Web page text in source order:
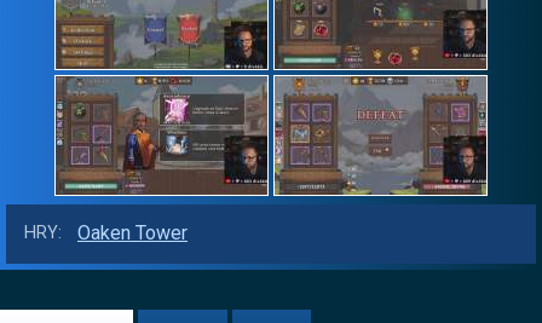
HRY: Oaken Tower